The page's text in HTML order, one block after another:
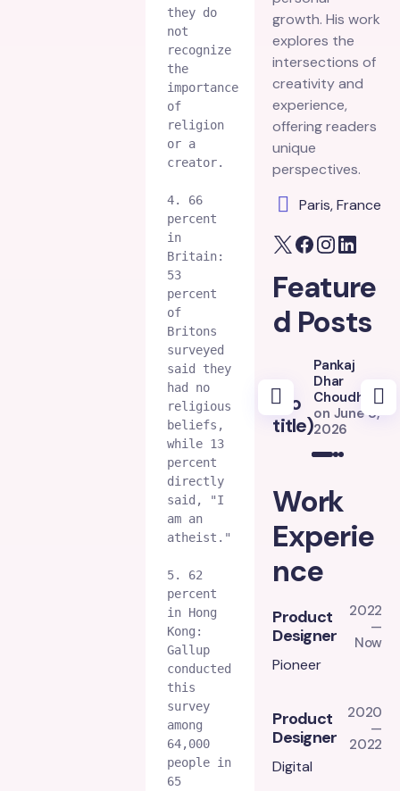
they do
not
recognize
the
importance
of
religion
or a
creator.
4. 66
percent
in
Britain:
53
percent
of
Britons
surveyed
said they
had no
religious
beliefs,
while 13
percent
directly
said, "I
am an
atheist."
5. 62
percent
in Hong
Kong:
Gallup
conducted
this
survey
among
64,000
people in
65
growth. His work
explores the
intersections of
creativity and
experience,
offering readers
unique
perspectives.
Paris, France
Feature
d Posts
(no
title)
Pankaj
Dhar
Choudhury
on June 8,
2026
Work
Experie
nce
Product
Designer
2022
—
Now
Pioneer
Product
Designer
2020
—
2022
Digital